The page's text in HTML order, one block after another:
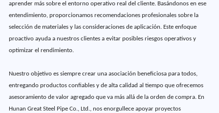
aprender más sobre el entorno operativo real del cliente. Basándonos en ese
entendimiento, proporcionamos recomendaciones profesionales sobre la
selección de materiales y las consideraciones de aplicación. Este enfoque
proactivo ayuda a nuestros clientes a evitar posibles riesgos operativos y
optimizar el rendimiento.
Nuestro objetivo es siempre crear una asociación beneficiosa para todos,
entregando productos confiables y de alta calidad al tiempo que ofrecemos
asesoramiento de valor agregado que va más allá de la orden de compra. En
Hunan Great Steel Pipe Co., Ltd., nos enorgullece apoyar proyectos